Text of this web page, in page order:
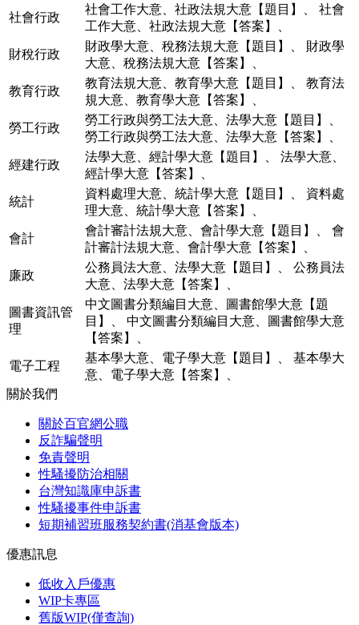
社會行政
社會工作大意、社政法規大意【題目】
社會
工作大意、社政法規大意【答案】
財稅行政
財政學大意、稅務法規大意【題目】
財政學
大意、稅務法規大意【答案】
教育行政
教育法規大意、教育學大意【題目】
教育法
規大意、教育學大意【答案】
勞工行政
勞工行政與勞工法大意、法學大意【題目】
勞工行政與勞工法大意、法學大意【答案】
經建行政
法學大意、經計學大意【題目】
法學大意、
經計學大意【答案】
統計
資料處理大意、統計學大意【題目】
資料處
理大意、統計學大意【答案】
會計
會計審計法規大意、會計學大意【題目】
會
計審計法規大意、會計學大意【答案】
廉政
公務員法大意、法學大意【題目】
公務員法
大意、法學大意【答案】
圖書資訊管
理
中文圖書分類編目大意、圖書館學大意【題
目】
中文圖書分類編目大意、圖書館學大意
【答案】
電子工程
基本學大意、電子學大意【題目】
基本學大
意、電子學大意【答案】
關於我們
關於百官網公職
反詐騙聲明
免責聲明
性騷擾防治相關
台灣知識庫申訴書
性騷擾事件申訴書
短期補習班服務契約書(消基會版本)
優惠訊息
低收入戶優惠
WIP卡專區
舊版WIP(僅查詢)